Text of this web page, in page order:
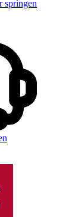
springen